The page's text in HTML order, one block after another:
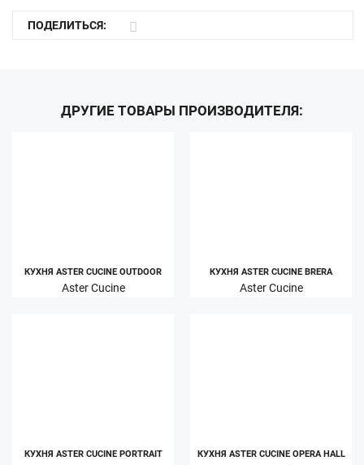
ПОДЕЛИТЬСЯ:
ДРУГИЕ ТОВАРЫ ПРОИЗВОДИТЕЛЯ:
КУХНЯ ASTER CUCINE OUTDOOR
Aster Cucine
КУХНЯ ASTER CUCINE BRERA
Aster Cucine
КУХНЯ ASTER CUCINE PORTRAIT КУХНЯ ASTER CUCINE OPERA HALL